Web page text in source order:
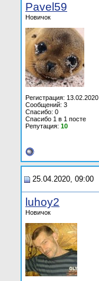
Pavel59
Новичок
Регистрация: 13.02.2020
Сообщений: 3
Спасибо: 0
Спасибо 1 в 1 посте
Репутация: 10
25.04.2020, 09:00
luhoy2
Новичок